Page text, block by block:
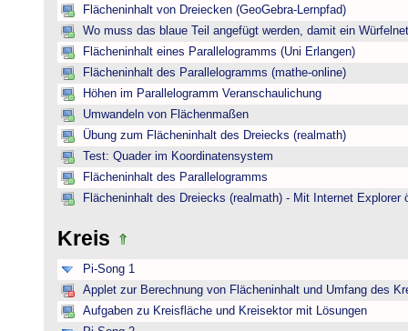
Flächeninhalt von Dreiecken (GeoGebra-Lernpfad)
Wo muss das blaue Teil angefügt werden, damit ein
Flächeninhalt eines Parallelogramms (Uni Erlangen)
Flächeninhalt des Parallelogramms (mathe-online)
Höhen im Parallelogramm Veranschaulichung
Umwandeln von Flächenmaßen
Übung zum Flächeninhalt des Dreiecks (realmath)
Test: Quader im Koordinatensystem
Flächeninhalt des Parallelogramms
Flächeninhalt des Dreiecks (realmath) - Mit Internet Explorer
Kreis
Pi-Song 1
Applet zur Berechnung von Flächeninhalt und Umfang des
Aufgaben zu Kreisfläche und Kreisektor mit Lösungen